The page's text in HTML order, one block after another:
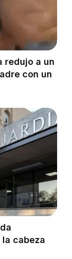
redujo a un
con un
cabeza